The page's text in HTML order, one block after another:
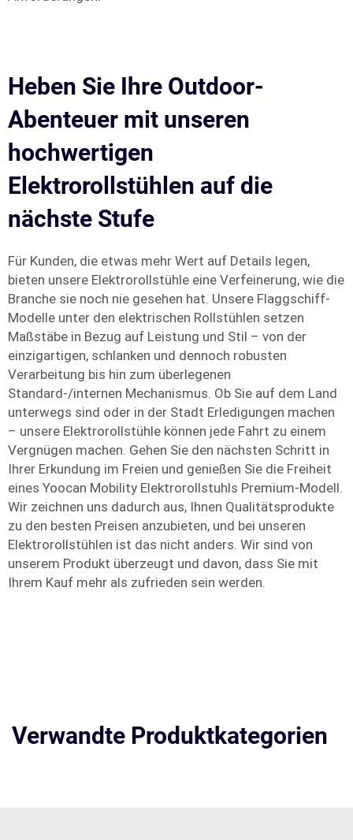
Heben Sie Ihre Outdoor-
Abenteuer mit unseren
hochwertigen
Elektrorollstühlen auf die
nächste Stufe
Für Kunden, die etwas mehr Wert auf Details legen,
bieten unsere Elektrorollstühle eine Verfeinerung, wie die
Branche sie noch nie gesehen hat. Unsere Flaggschiff-
Modelle unter den elektrischen Rollstühlen setzen
Maßstäbe in Bezug auf Leistung und Stil – von der
einzigartigen, schlanken und dennoch robusten
Verarbeitung bis hin zum überlegenen
Standard-/internen Mechanismus. Ob Sie auf dem Land
unterwegs sind oder in der Stadt Erledigungen machen
– unsere Elektrorollstühle können jede Fahrt zu einem
Vergnügen machen. Gehen Sie den nächsten Schritt in
Ihrer Erkundung im Freien und genießen Sie die Freiheit
eines Yoocan Mobility Elektrorollstuhls Premium-Modell.
Wir zeichnen uns dadurch aus, Ihnen Qualitätsprodukte
zu den besten Preisen anzubieten, und bei unseren
Elektrorollstühlen ist das nicht anders. Wir sind von
unserem Produkt überzeugt und davon, dass Sie mit
Ihrem Kauf mehr als zufrieden sein werden.
Verwandte Produktkategorien